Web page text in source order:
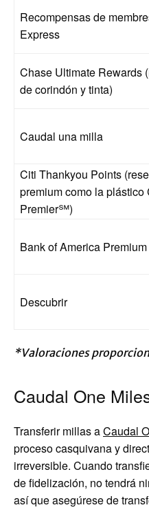
Recompensas de
Express
Chase Ultimate Rewards
de corindón y tinta)
Caudal una milla
Citi Thankyou Points
premium como la plástico
Premier℠)
Bank of America
Descubrir
*Valoraciones
Caudal One
Transferir millas aCaudal
proceso casquivana y
irreversible. Cuando
de fidelización, no tendrá
así que asegúrese de